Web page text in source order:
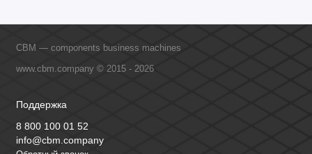
CBM — components business machines
www.cbm.company © 2015 - 2026
Поддержка
8 800 100 01 52
info@cbm.company